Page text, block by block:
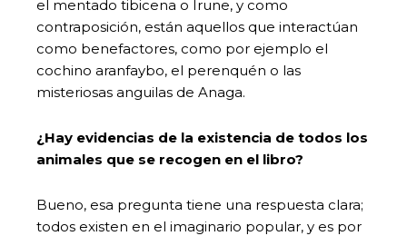
el mentado tibicena o Irune, y como
contraposición, están aquellos que interactúan
como benefactores, como por ejemplo el
cochino aranfaybo, el perenquén o las
misteriosas anguilas de Anaga.
¿Hay evidencias de la existencia de todos los
animales que se recogen en el libro?
Bueno, esa pregunta tiene una respuesta clara;
todos existen en el imaginario popular, y es por